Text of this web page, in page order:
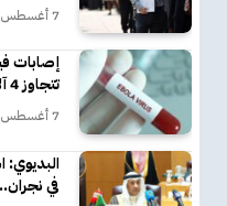
7 أغسطس، 2026
إصابات
تتجاوز 4 آلاف حالة
7 أغسطس، 2026
البديوي:
في